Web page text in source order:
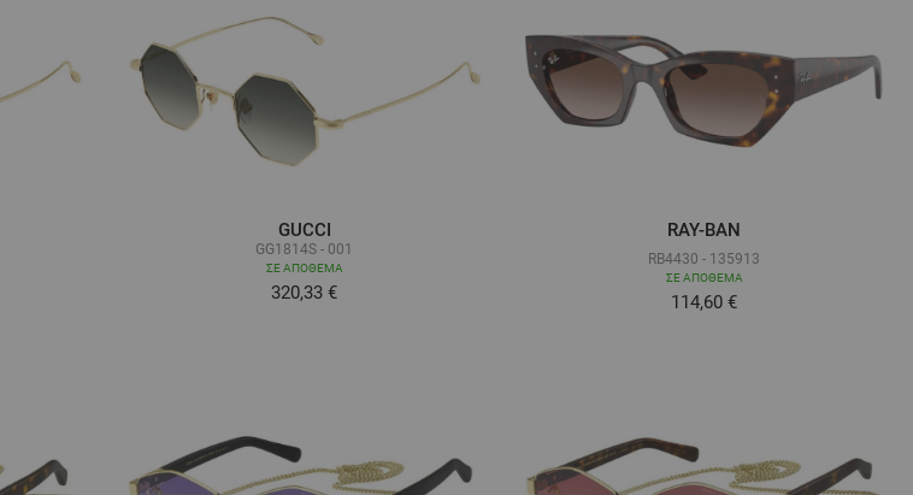
GUCCI
GG1814S - 001
ΣΕ ΑΠΌΘΕΜΑ
320,33 €
RAY-BAN
RB4430 - 135913
ΣΕ ΑΠΌΘΕΜΑ
Τόσο χαμηλά όσο
114,60 €